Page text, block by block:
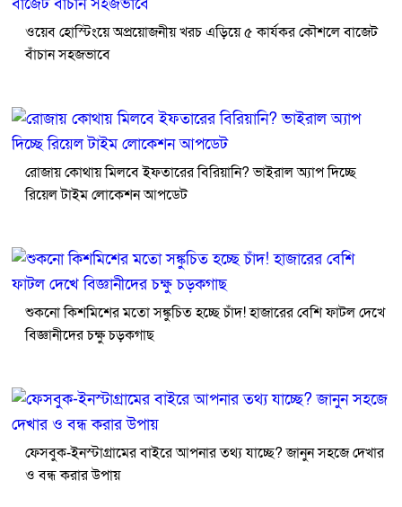
ওয়েব হোস্টিংয়ে অপ্রয়োজনীয় খরচ এড়িয়ে ৫ কার্যকর কৌশলে বাজেট
বাঁচান সহজভাবে
রোজায় কোথায় মিলবে ইফতারের বিরিয়ানি? ভাইরাল অ্যাপ দিচ্ছে
রিয়েল টাইম লোকেশন আপডেট
শুকনো কিশমিশের মতো সঙ্কুচিত হচ্ছে চাঁদ! হাজারের বেশি ফাটল দেখে
বিজ্ঞানীদের চক্ষু চড়কগাছ
ফেসবুক-ইনস্টাগ্রামের বাইরে আপনার তথ্য যাচ্ছে? জানুন সহজে দেখার
ও বন্ধ করার উপায়